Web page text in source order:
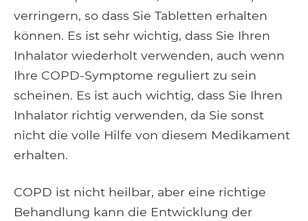
verringern, so dass Sie Tabletten erhalten
können. Es ist sehr wichtig, dass Sie Ihren
Inhalator wiederholt verwenden, auch wenn
Ihre COPD-Symptome reguliert zu sein
scheinen. Es ist auch wichtig, dass Sie Ihren
Inhalator richtig verwenden, da Sie sonst
nicht die volle Hilfe von diesem Medikament
erhalten.
COPD ist nicht heilbar, aber eine richtige
Behandlung kann die Entwicklung der